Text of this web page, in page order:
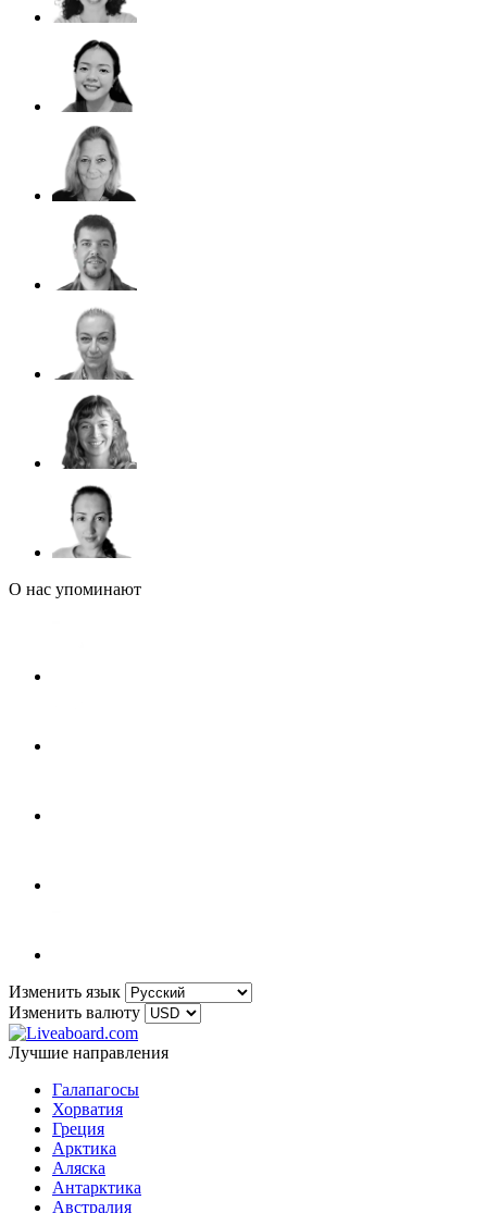
О нас упоминают
Изменить язык
Изменить валюту
Лучшие направления
Галапагосы
Хорватия
Греция
Арктика
Аляска
Антарктика
Австралия